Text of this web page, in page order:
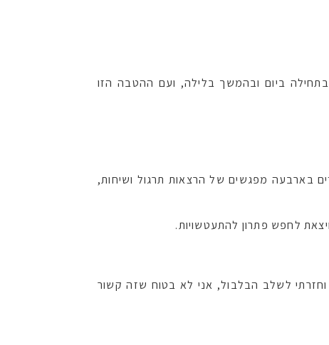
ביום ובהמשך בלילה, ועם ההטבה הזו
בארבעה מפגשים של הרצאות תרגול ושיחות,
לחפש פתרון להתעטשויות.
לשלב הבלבול, אני לא בטוח שזה קשור